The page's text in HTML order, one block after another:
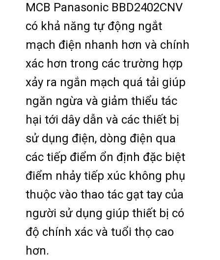
MCB Panasonic BBD2402CNV
có khả năng tự động ngắt
mạch điện nhanh hơn và chính
xác hơn trong các trường hợp
xảy ra ngắn mạch quá tải giúp
ngăn ngừa và giảm thiểu tác
hại tới dây dẫn và các thiết bị
sử dụng điện, dòng điện qua
các tiếp điểm ổn định đặc biệt
điểm nhảy tiếp xúc không phụ
thuộc vào thao tác gạt tay của
người sử dụng giúp thiết bị có
độ chính xác và tuổi thọ cao
hơn.